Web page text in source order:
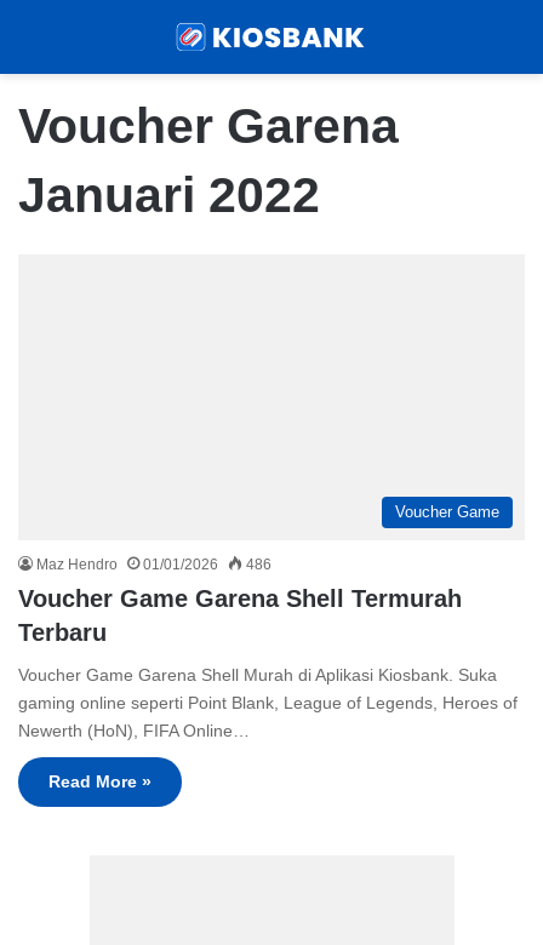
Voucher Garena
Januari 2022
Voucher Game
Maz Hendro 01/01/2026 486
Voucher Game Garena Shell Termurah
Terbaru
Voucher Game Garena Shell Murah di Aplikasi Kiosbank. Suka
gaming online seperti Point Blank, League of Legends, Heroes of
Newerth (HoN), FIFA Online…
Read More »